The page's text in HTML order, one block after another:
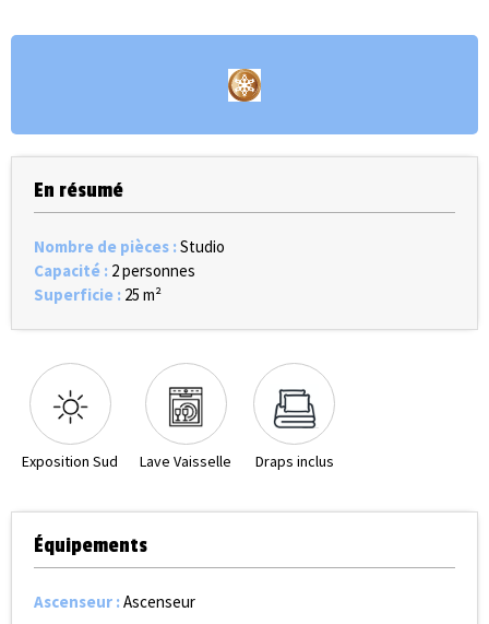
En résumé
Nombre de pièces :Studio
Capacité : 2 personnes
Superficie : 25 m²
Exposition Sud Lave Vaisselle Draps inclus
Équipements
Ascenseur :Ascenseur